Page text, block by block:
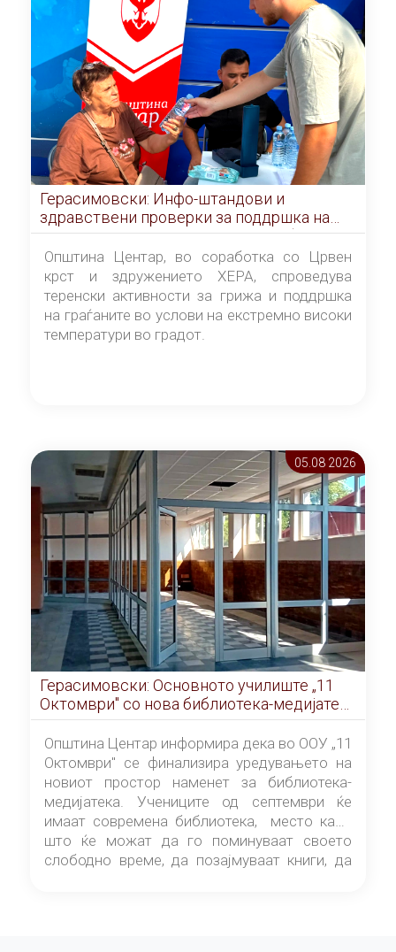
Герасимовски: Инфо-штандови и
здравствени проверки за поддршка на
граѓаните во услови на топлотен бран
Општина Центар, во соработка со Црвен
крст и здружението ХЕРА, спроведува
теренски активности за грижа и поддршка
на граѓаните во услови на екстремно високи
температури во градот.
05.08 2026
Герасимовски: Основното училиште „11
Октомври" со нова библиотека-медијатека
од септември
Општина Центар информира дека во ООУ „11
Октомври" се финализира уредувањето на
новиот простор наменет за библиотека-
медијатека. Учениците од септември ќе
имаат современа библиотека, место каде
што ќе можат да го поминуваат своето
слободно време, да позајмуваат книги, да